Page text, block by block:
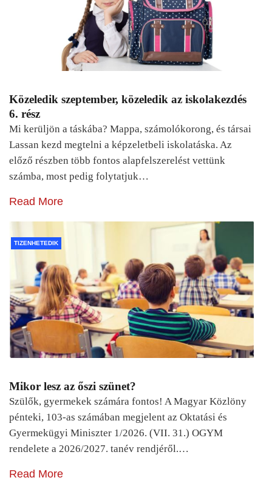
Közeledik szeptember, közeledik az iskolakezdés
6. rész
Mi kerüljön a táskába? Mappa, számolókorong, és társai
Lassan kezd megtelni a képzeletbeli iskolatáska. Az
előző részben több fontos alapfelszerelést vettünk
számba, most pedig folytatjuk…
Read More
TIZENHETEDIK
Mikor lesz az őszi szünet?
Szülők, gyermekek számára fontos! A Magyar Közlöny
pénteki, 103-as számában megjelent az Oktatási és
Gyermekügyi Miniszter 1/2026. (VII. 31.) OGYM
rendelete a 2026/2027. tanév rendjéről.…
Read More